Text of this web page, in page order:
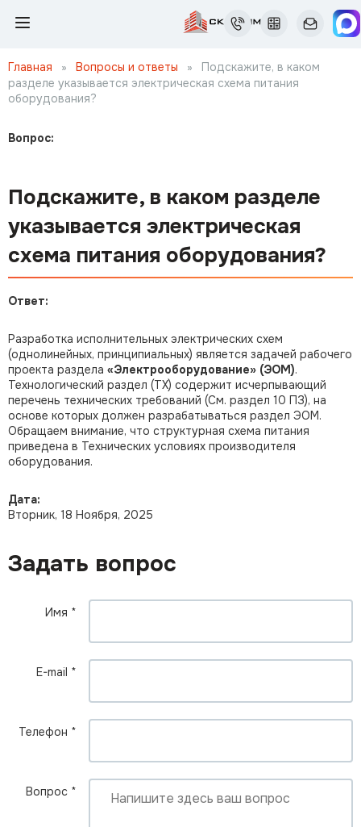
Главная » Вопросы и ответы »
Подскажите, в каком
разделе указывается электрическая схема питания
оборудования?
Вопрос:
Подскажите, в каком разделе
указывается электрическая
схема питания оборудования?
Ответ:
Разработка исполнительных электрических схем
(однолинейных, принципиальных) является задачей рабочего
проекта раздела «Электрооборудование» (ЭОМ).
Технологический раздел (ТХ) содержит исчерпывающий
перечень технических требований (См. раздел 10 ПЗ), на
основе которых должен разрабатываться раздел ЭОМ.
Обращаем внимание, что структурная схема питания
приведена в Технических условиях производителя
оборудования.
Дата:
Вторник, 18 Ноября, 2025
Задать вопрос
Имя *
E-mail *
Телефон *
Вопрос *